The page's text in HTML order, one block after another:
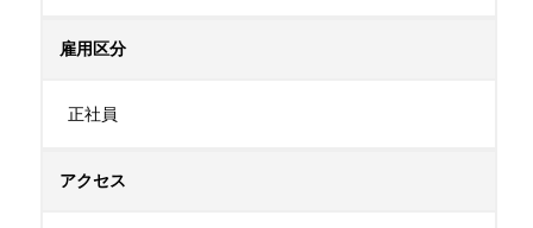
雇用区分
正社員
アクセス